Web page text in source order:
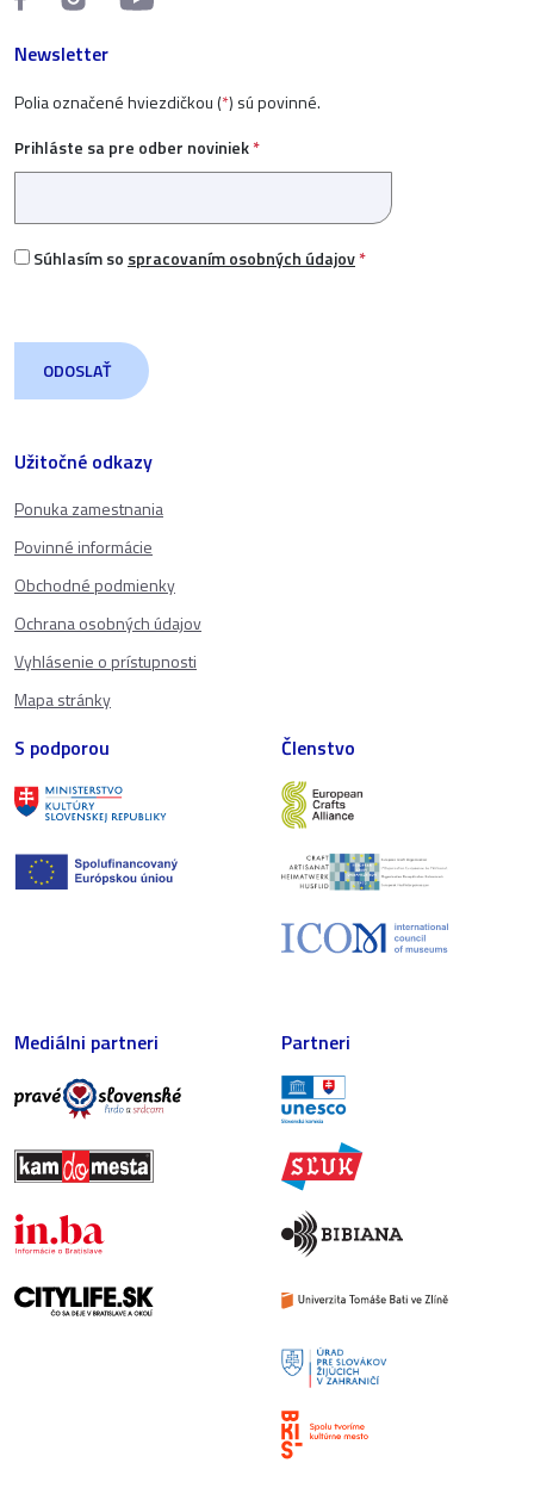
Užitočné odkazy
Ponuka zamestnania
Povinné informácie
Obchodné podmienky
Ochrana osobných údajov
Vyhlásenie o prístupnosti
Mapa stránky
Newsletter
Polia označené hviezdičkou (*) sú povinné.
Prihláste sa pre odber noviniek*
Súhlasím so spracovaním osobných údajov*
S podporou Členstvo
Mediálni partneri Partneri